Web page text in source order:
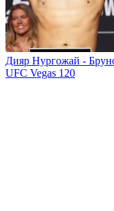
Дияр Нургожай -
UFC Vegas 120